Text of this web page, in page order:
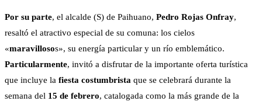
Por su parte, el alcalde (S) de Paihuano, Pedro Rojas Onfray,
resaltó el atractivo especial de su comuna: los cielos
«maravillosos», su energía particular y un río emblemático.
Particularmente, invitó a disfrutar de la importante oferta turística
que incluye la fiesta costumbrista que se celebrará durante la
semana del 15 de febrero, catalogada como la más grande de la